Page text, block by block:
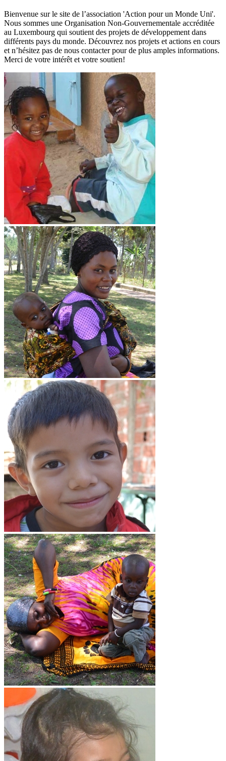
Bienvenue sur le site de l’association 'Action pour un Monde Uni'.
Nous sommes une Organisation Non-Gouvernementale accréditée
au Luxembourg qui soutient des projets de développement dans
différents pays du monde. Découvrez nos projets et actions en cours
et n’hésitez pas de nous contacter pour de plus amples informations.
Merci de votre intérêt et votre soutien!